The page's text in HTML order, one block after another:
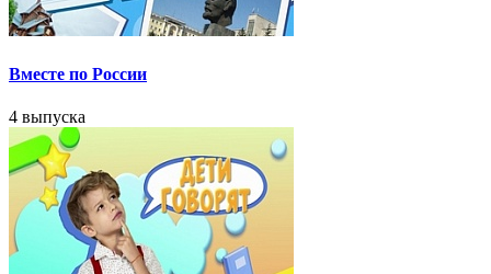
Вместе по России
4 выпуска